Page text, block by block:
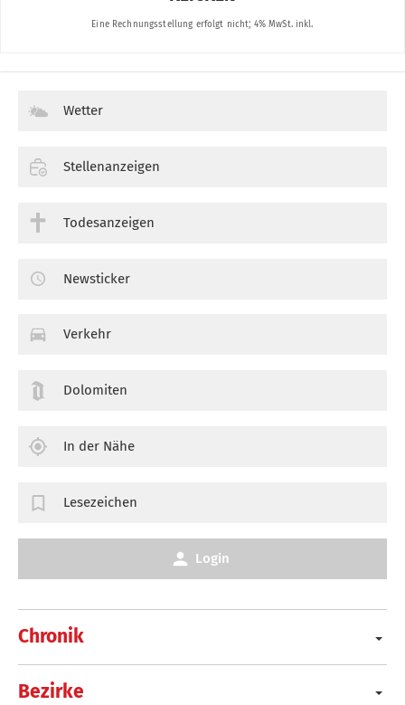
Chronik
Bezirke
Wetter
Stellenanzeigen
Todesanzeigen
Newsticker
Verkehr
Dolomiten
In der Nähe
Lesezeichen
Login